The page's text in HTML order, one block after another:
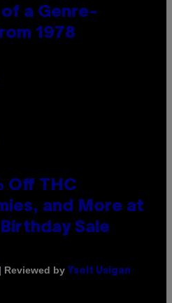
a Genre-
1978
Off THC
and More at
Sale
| Reviewed by Ysolt Usigan